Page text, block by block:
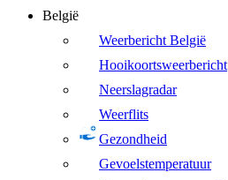
België
Weerbericht België
Hooikoortsweerbericht
Neerslagradar
Weerflits
Gezondheid
Gevoelstemperatuur